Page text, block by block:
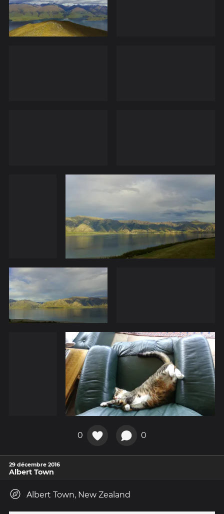
0 0
29 décembre 2016
Albert Town
Albert Town, New Zealand